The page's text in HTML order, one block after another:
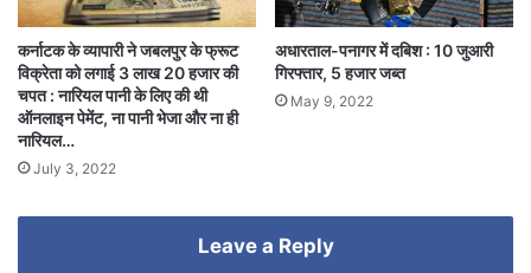
कर्नाटक के व्यापारी ने जबलपुर के फ्रूट
विक्रेता को लगाई 3 लाख 20 हजार की
चपत : नारियल पानी के लिए की थी
ऑनलाइन पेमेंट, ना पानी भेजा और ना ही
नारियल…
July 3, 2022
अधारताल-पनागर में दबिश : 10 जुआरी
गिरफ्तार, 5 हजार जब्त
May 9, 2022
Leave a Reply